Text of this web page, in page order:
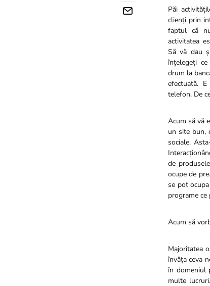
Păi
clienți prin
faptul că
activitatea
Să vă dau
înțelegeți
drum la
efectuată.
telefon. De
Acum să vă
un site bun,
sociale.
de
ocupe de
se pot
programe
Acum să
Majoritatea
învăța ceva
în domeniul
multe